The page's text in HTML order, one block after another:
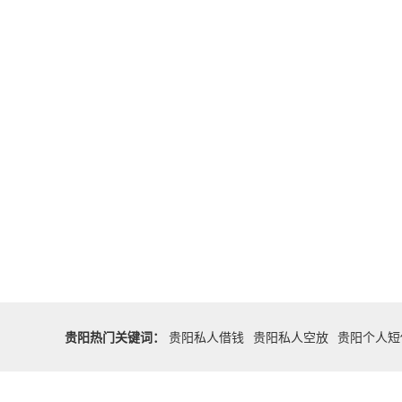
贵阳热门关键词： 贵阳私人借钱 贵阳私人空放 贵阳个人